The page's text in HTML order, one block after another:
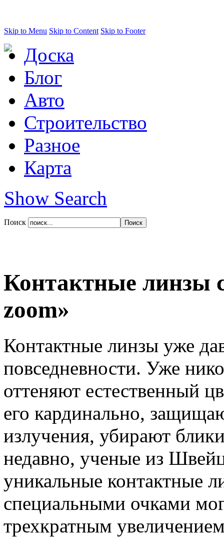
Skip to Menu Skip to Content Skip to Footer
Доска
Блог
Авто
Строительство
Разное
Карта
Show Search
Поиск
Контактные линзы
zoom»
Контактные линзы уже
повседневности. Уже
оттеняют естественный
его кардинально,
излучения, убирают
недавно, ученые из
уникальные контактные
специальными очками
трехкратным